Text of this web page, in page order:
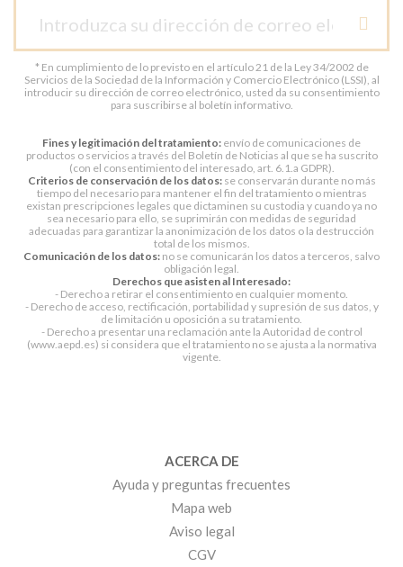
* En cumplimiento de lo previsto en el artículo 21 de la Ley 34/2002 de
Servicios de la Sociedad de la Información y Comercio Electrónico (LSSI), al
introducir su dirección de correo electrónico, usted da su consentimiento
para suscribirse al boletín informativo.
Fines y legitimación del tratamiento: envío de comunicaciones de
productos o servicios a través del Boletín de Noticias al que se ha suscrito
(con el consentimiento del interesado, art. 6.1.a GDPR).
Criterios de conservación de los datos:se conservarán durante no más
tiempo del necesario para mantener el fin del tratamiento o mientras
existan prescripciones legales que dictaminen su custodia y cuando ya no
sea necesario para ello, se suprimirán con medidas de seguridad
adecuadas para garantizar la anonimización de los datos o la destrucción
total de los mismos.
Comunicación de los datos: no se comunicarán los datos a terceros, salvo
obligación legal.
Derechos que asisten al Interesado:
- Derecho a retirar el consentimiento en cualquier momento.
- Derecho de acceso, rectificación, portabilidad y supresión de sus datos, y
de limitación u oposición a su tratamiento.
- Derecho a presentar una reclamación ante la Autoridad de control
(www.aepd.es) si considera que el tratamiento no se ajusta a la normativa
vigente.
ACERCA DE
Ayuda y preguntas frecuentes
Mapa web
Aviso legal
CGV